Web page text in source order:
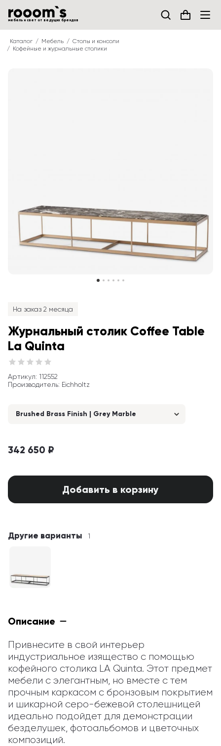
мебель и свет от ведущих брендов
Каталог Мебель
Столы и консоли
Кофейные и журнальные столики
На заказ 2 месяца
Журнальный столик Coffee Table
La Quinta
Артикул: 112552
Производитель: Eichholtz
Brushed Brass Finish | Grey Marble
342 650 ₽
Добавить в корзину
Другие варианты 1
Описание
Привнесите в свой интерьер
индустриальное изящество с помощью
кофейного столика LA Quinta. Этот предмет
мебели с элегантным, но вместе с тем
прочным каркасом с бронзовым покрытием
и шикарной серо-бежевой столешницей
идеально подойдет для демонстрации
безделушек, фотоальбомов и цветочных
композиций.